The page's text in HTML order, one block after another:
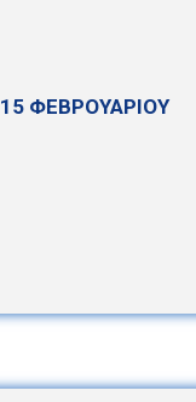
15 ΦΕΒΡΟΥΑΡΙΟΥ